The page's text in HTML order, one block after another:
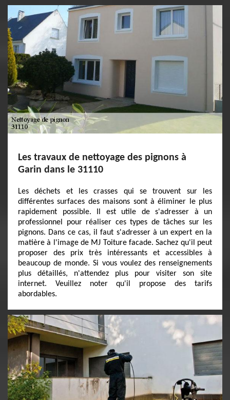
Les travaux de nettoyage des pignons à
Garin dans le 31110
Les déchets et les crasses qui se trouvent sur les
différentes surfaces des maisons sont à éliminer le plus
rapidement possible. Il est utile de s'adresser à un
professionnel pour réaliser ces types de tâches sur les
pignons. Dans ce cas, il faut s'adresser à un expert en la
matière à l'image de MJ Toiture facade. Sachez qu'il peut
proposer des prix très intéressants et accessibles à
beaucoup de monde. Si vous voulez des renseignements
plus détaillés, n'attendez plus pour visiter son site
internet. Veuillez noter qu'il propose des tarifs
abordables.